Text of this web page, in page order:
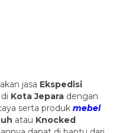
jasa Ekspedisi
Kota Jepara dengan
serta produk mebel
atau Knocked